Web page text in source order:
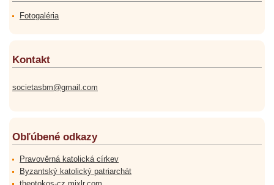
Fotogaléria
Kontakt
societasbm@gmail.com
Obľúbené odkazy
Pravověrná katolická církev
Byzantský katolický patriarchát